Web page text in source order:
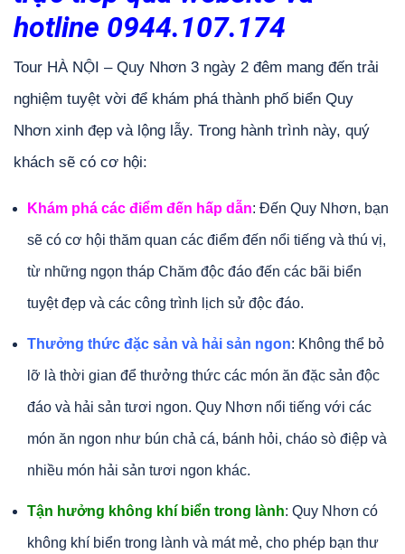
hotline 0944.107.174
Tour HÀ NỘI – Quy Nhơn 3 ngày 2 đêm mang đến trải
nghiệm tuyệt vời để khám phá thành phố biển Quy
Nhơn xinh đẹp và lộng lẫy. Trong hành trình này, quý
khách sẽ có cơ hội:
Khám phá các điểm đến hấp dẫn: Đến Quy Nhơn, bạn
sẽ có cơ hội thăm quan các điểm đến nổi tiếng và thú vị,
từ những ngọn tháp Chăm độc đáo đến các bãi biển
tuyệt đẹp và các công trình lịch sử độc đáo.
Thưởng thức đặc sản và hải sản ngon: Không thể bỏ
lỡ là thời gian để thưởng thức các món ăn đặc sản độc
đáo và hải sản tươi ngon. Quy Nhơn nổi tiếng với các
món ăn ngon như bún chả cá, bánh hỏi, cháo sò điệp và
nhiều món hải sản tươi ngon khác.
Tận hưởng không khí biển trong lành: Quy Nhơn có
không khí biển trong lành và mát mẻ, cho phép bạn thư